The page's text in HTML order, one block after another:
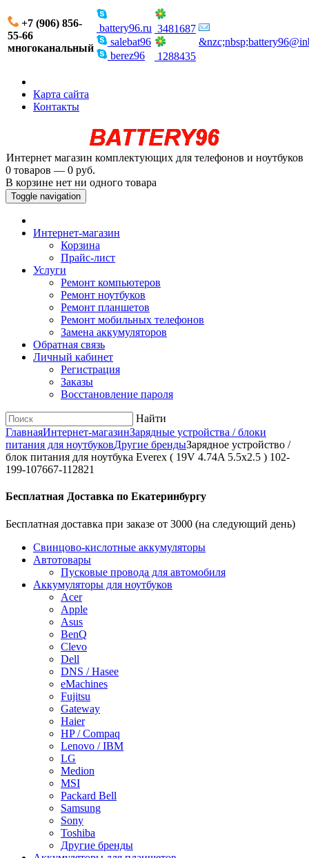
+7 (906) 856-
55-66
многоканальный
battery96.ru
salebat96
berez96
3481687
1288435
Карта сайта
Контакты
Интернет магазин комплектующих для телефонов и ноутбуков
0 товаров — 0 руб.
В корзине нет ни одного товара
Toggle navigation
Интернет-магазин
Корзина
Прайс-лист
Услуги
Ремонт компьютеров
Ремонт ноутбуков
Ремонт планшетов
Ремонт мобильных телефонов
Замена аккумуляторов
Обратная связь
Личный кабинет
Регистрация
Заказы
Восстановление пароля
Найти
ГлавнаяИнтернет-магазинЗарядные устройства / блоки
питания для ноутбуковДругие брендыЗарядное уcтройство /
блок питания для ноутбука Everex ( 19V 4.74A 5.5x2.5 ) 102-
199-107667-112821
Бесплатная Доставка по Екатеринбургу
Бесплатная доставка при заказе от 3000 (на следующий день)
Cвинцово-кислотные аккумуляторы
Автотовары
Пусковые провода для автомобиля
Аккумуляторы для ноутбуков
Acer
Apple
Asus
BenQ
Clevo
Dell
DNS / Hasee
eMachines
Fujitsu
Gateway
Haier
HP / Compaq
Lenovo / IBM
LG
Medion
MSI
Packard Bell
Samsung
Sony
Toshiba
Другие бренды